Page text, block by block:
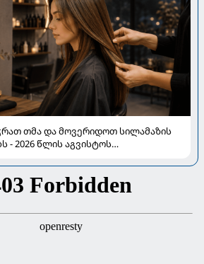
თმა და მოვერიდოთ სილამაზის
- 2026 წლის აგვისტოს